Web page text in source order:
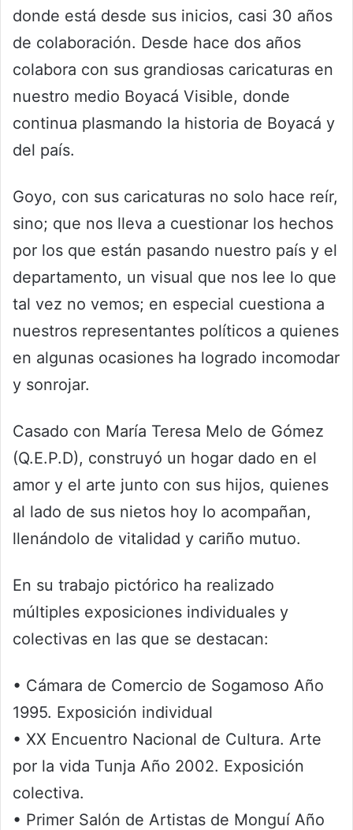
donde está desde sus inicios, casi 30 años
de colaboración. Desde hace dos años
colabora con sus grandiosas caricaturas en
nuestro medio Boyacá Visible, donde
continua plasmando la historia de Boyacá y
del país.
Goyo, con sus caricaturas no solo hace reír,
sino; que nos lleva a cuestionar los hechos
por los que están pasando nuestro país y el
departamento, un visual que nos lee lo que
tal vez no vemos; en especial cuestiona a
nuestros representantes políticos a quienes
en algunas ocasiones ha logrado incomodar
y sonrojar.
Casado con María Teresa Melo de Gómez
(Q.E.P.D), construyó un hogar dado en el
amor y el arte junto con sus hijos, quienes
al lado de sus nietos hoy lo acompañan,
llenándolo de vitalidad y cariño mutuo.
En su trabajo pictórico ha realizado
múltiples exposiciones individuales y
colectivas en las que se destacan:
• Cámara de Comercio de Sogamoso Año
1995. Exposición individual
• XX Encuentro Nacional de Cultura. Arte
por la vida Tunja Año 2002. Exposición
colectiva.
• Primer Salón de Artistas de Monguí Año